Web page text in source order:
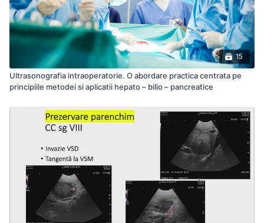
15
Ultrasonografia intraoperatorie. O abordare practica centrata pe
principiile metodei si aplicatii hepato – bilio – pancreatice